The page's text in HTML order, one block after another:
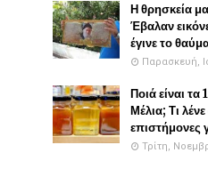
Η θρησκεία
Έβαλαν
έγινε το
Παρασκευή,
Ποιά είναι
Μέλια; Τι
επιστήμονες
Τρίτη,